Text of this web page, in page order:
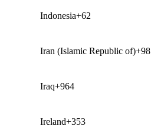
Indonesia+62
Iran (Islamic Republic of)+98
Iraq+964
Ireland+353